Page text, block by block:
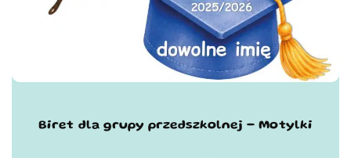
Biret dla grupy przedszkolnej - Motylki